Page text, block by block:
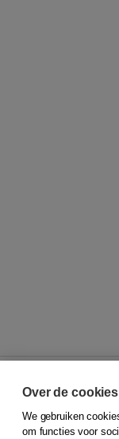
© 2026Koninklijke
Over de
We gebruiken
om functies voor